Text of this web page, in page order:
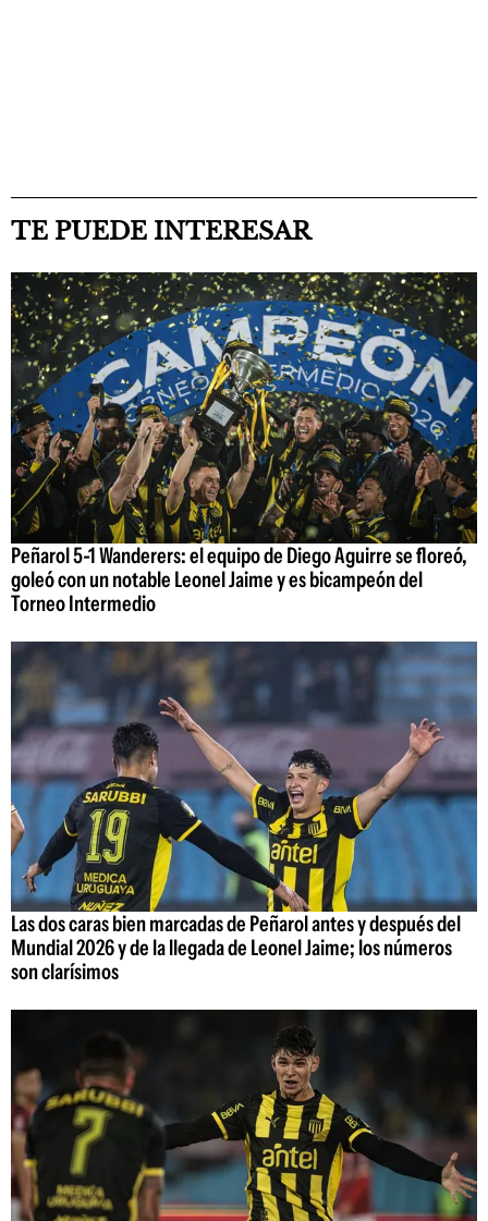
TE PUEDE INTERESAR
Peñarol 5-1 Wanderers: el equipo de Diego Aguirre se floreó,
goleó con un notable Leonel Jaime y es bicampeón del
Torneo Intermedio
Las dos caras bien marcadas de Peñarol antes y después del
Mundial 2026 y de la llegada de Leonel Jaime; los números
son clarísimos